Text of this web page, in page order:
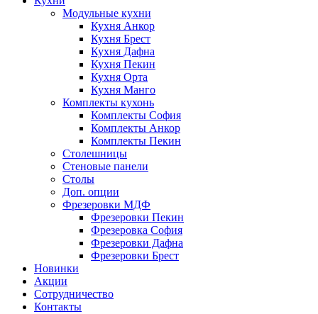
Модульные кухни
Кухня Анкор
Кухня Брест
Кухня Дафна
Кухня Пекин
Кухня Орта
Кухня Манго
Комплекты кухонь
Комплекты София
Комплекты Анкор
Комплекты Пекин
Столешницы
Стеновые панели
Столы
Доп. опции
Фрезеровки МДФ
Фрезеровки Пекин
Фрезеровка София
Фрезеровки Дафна
Фрезеровки Брест
Новинки
Акции
Сотрудничество
Контакты